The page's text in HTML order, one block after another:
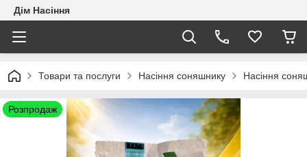
Дім Насіння
Товари та послуги Насіння соняшнику Насіння
Розпродаж